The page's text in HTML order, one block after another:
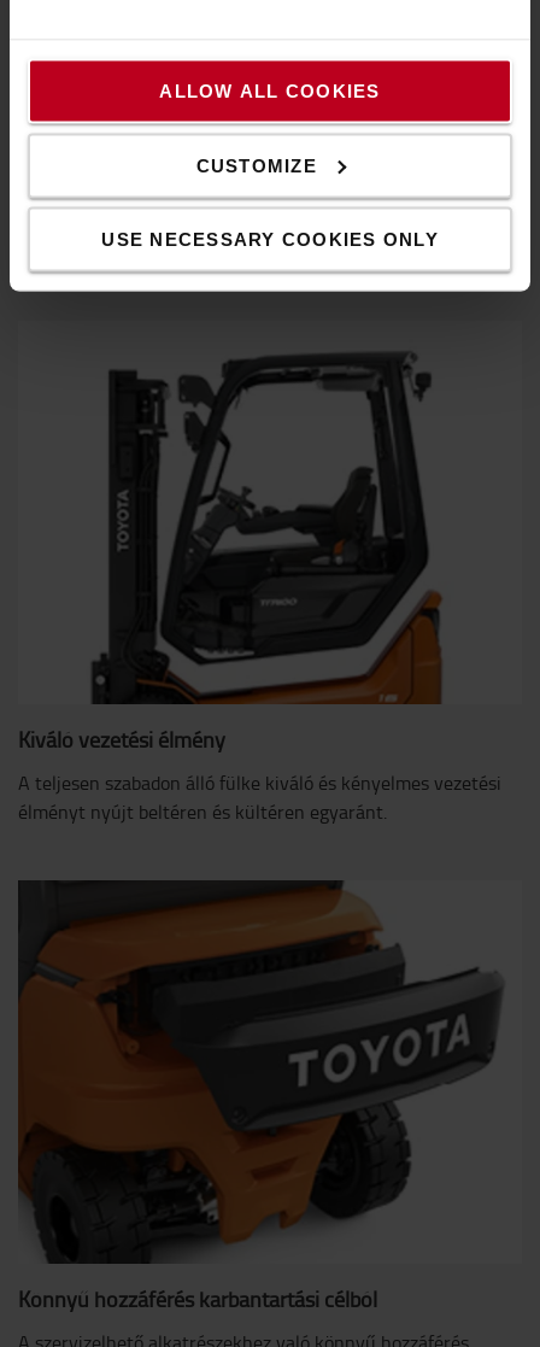
ALLOW ALL COOKIES
CUSTOMIZE
USE NECESSARY COOKIES ONLY
A Toyota IPM (Interior Permanent Magnet) motorja fejlett
miközben minimalizálja az energiafogyasztást.
Kiváló vezetési élmény
A teljesen szabadon álló fülke kiváló és kényelmes vezetési
élményt nyújt beltéren és kültéren egyaránt.
Könnyű hozzáférés karbantartási célból